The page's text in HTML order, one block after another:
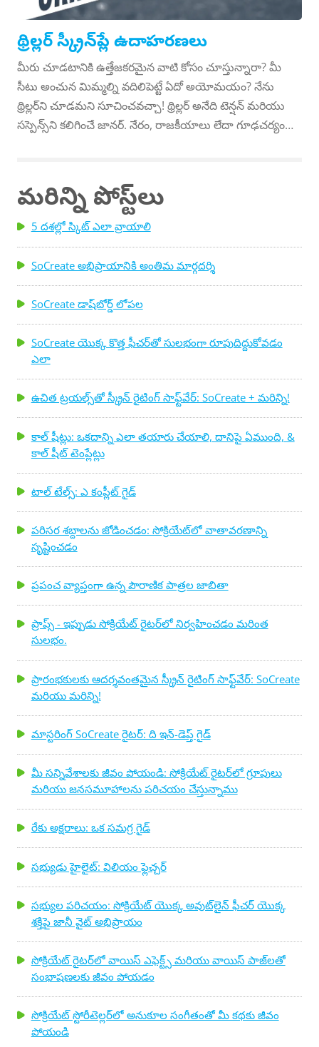
థ్రిల్లర్ స్క్రీన్‌ప్లే ఉదాహరణలు
మీరు చూడటానికి ఉత్తేజకరమైన వాటి కోసం చూస్తున్నారా? మీ
సీటు అంచున మిమ్మల్ని వదిలిపెట్టే ఏదో అయోమయం? నేను
థ్రిల్లర్‌ని చూడమని సూచించవచ్చా! థ్రిల్లర్ అనేది టెన్షన్ మరియు
సస్పెన్స్‌ని కలిగించే జానర్. నేరం, రాజకీయాలు లేదా గూఢచర్యం
ఆధారపడవచ్చు, విషయాలు ఎలా ముగుస్తాయో తెలుసుకోవడానికి
చనిపోతాయి. అయితే కథను థ్రిల్లర్‌గా మార్చేది ఏమిటి? నేను
దిగువన ఉన్న వివిధ రకాల థ్రిల్లర్‌లను విచ్ఛిన్నం చేస్తున్నాను
అందిస్తాను. థ్రిల్లర్‌ని ఏది చేస్తుంది? థ్రిల్లర్‌లు అనేవి ఉత్సాహం, శ్రద్ధ
మరిన్ని పోస్ట్‌లు
5 దశల్లో స్కిట్ ఎలా వ్రాయాలి
SoCreate అభిప్రాయానికి అంతిమ మార్గదర్శి
SoCreate డాష్‌బోర్డ్ లోపల
SoCreate యొక్క కొత్త ఫీచర్‌తో సులభంగా రూపుదిద్దుకోవడం
ఎలా
ఉచిత ట్రయల్స్‌తో స్క్రీన్ రైటింగ్ సాఫ్ట్‌వేర్: SoCreate + మరిన్ని!
కాల్ షీట్లు: ఒకదాన్ని ఎలా తయారు చేయాలి, దానిపై ఏముంది, &
కాల్ షీట్ టెంప్లేట్లు
టాల్ టేల్స్: ఎ కంప్లీట్ గైడ్
పరిసర శబ్దాలను జోడించడం: సోక్రియేట్‌లో వాతావరణాన్ని
సృష్టించడం
ప్రపంచ వ్యాప్తంగా ఉన్న పౌరాణిక పాత్రల జాబితా
ప్రాప్స్ - ఇప్పుడు సోక్రియేట్ రైటర్‌లో నిర్వహించడం మరింత
సులభం.
ప్రారంభకులకు ఆదర్శవంతమైన స్క్రీన్ రైటింగ్ సాఫ్ట్‌వేర్: SoCreate
మరియు మరిన్ని!
మాస్టరింగ్ SoCreate రైటర్: ది ఇన్-డెప్త్ గైడ్
మీ సన్నివేశాలకు జీవం పోయండి: సోక్రియేట్ రైటర్‌లో గ్రూపులు
మరియు జనసమూహాలను పరిచయం చేస్తున్నాము
రేకు అక్షరాలు: ఒక సమగ్ర గైడ్
సభ్యుడు హైలైట్: విలియం ఫ్లెచ్చర్
సభ్యుల పరిచయం: సోక్రియేట్ యొక్క అవుట్‌లైన్ ఫీచర్ యొక్క
శక్తిపై జానీ వైట్ అభిప్రాయం
సోక్రియేట్ రైటర్‌లో వాయిస్ ఎఫెక్ట్స్ మరియు వాయిస్ పాజ్‌లతో
సంభాషణలకు జీవం పోయడం
సోక్రియేట్ స్టోరీటెల్లర్‌లో అనుకూల సంగీతంతో మీ కథకు జీవం
పోయండి